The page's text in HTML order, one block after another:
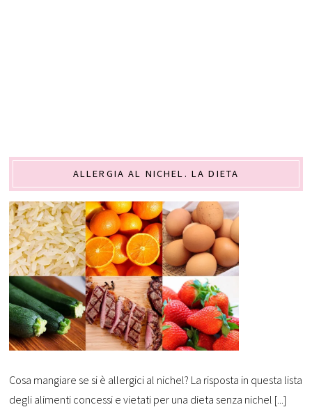
ALLERGIA AL NICHEL. LA DIETA
Cosa mangiare se si è allergici al nichel? La risposta in questa lista
degli alimenti concessi e vietati per una dieta senza nichel [...]